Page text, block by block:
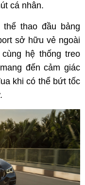
cá nhân.
thao đầu bảng
sở hữu vẻ ngoài
hệ thống treo
đến cảm giác
khi có thể bứt tốc